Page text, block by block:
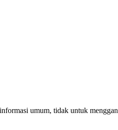
umum, tidak untuk